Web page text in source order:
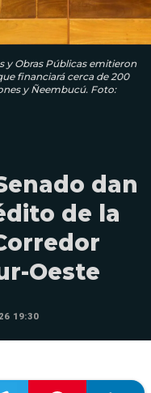
y Obras Públicas emitieron
financiará cerca de 200
y Ñeembucú. Foto:
dan
de la
Oeste
19:30